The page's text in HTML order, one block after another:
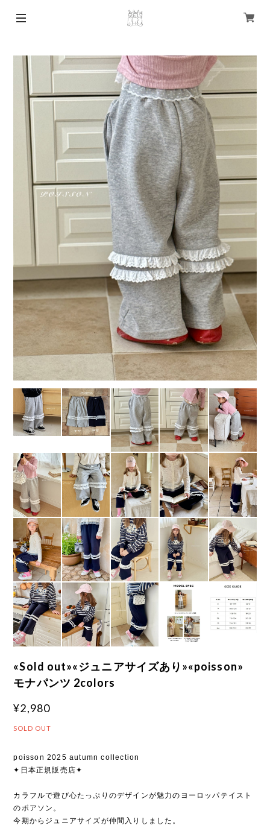
«Sold out»«ジュニアサイズあり»«poisson»
モナパンツ 2colors
¥2,980
SOLD OUT
poisson 2025 autumn collection
✦日本正規販売店✦
カラフルで遊び心たっぷりのデザインが魅力のヨーロッパテイスト
のポアソン。
今期からジュニアサイズが仲間入りしました。